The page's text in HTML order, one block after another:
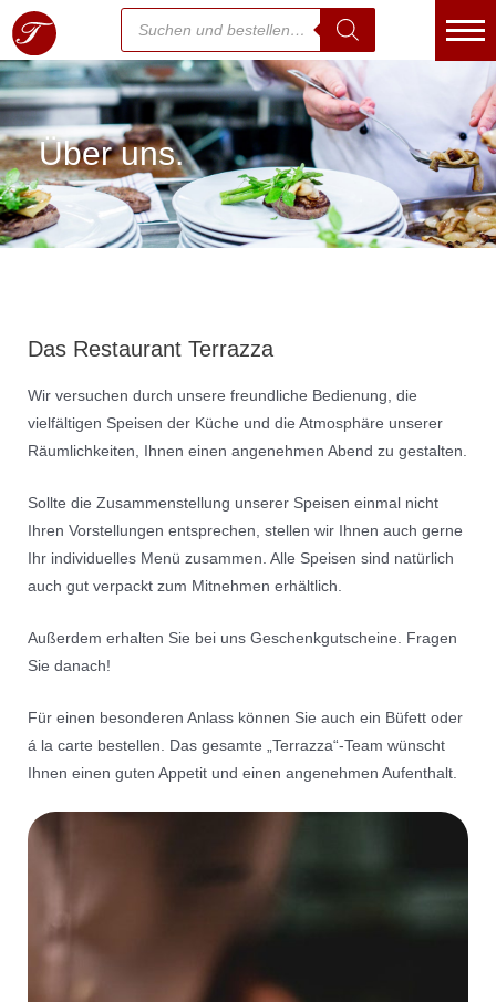
Essen bestellen
Warenkorb
Kasse
Über uns
Jetzt Anrufen
Speisekarte
Cookie-Einstellungen
Über uns.
Das Restaurant Terrazza
Wir versuchen durch unsere freundliche Bedienung, die
vielfältigen Speisen der Küche und die Atmosphäre unserer
Räumlichkeiten, Ihnen einen angenehmen Abend zu gestalten.
Sollte die Zusammenstellung unserer Speisen einmal nicht
Ihren Vorstellungen entsprechen, stellen wir Ihnen auch gerne
Ihr individuelles Menü zusammen. Alle Speisen sind natürlich
auch gut verpackt zum Mitnehmen erhältlich.
Außerdem erhalten Sie bei uns Geschenkgutscheine. Fragen
Sie danach!
Für einen besonderen Anlass können Sie auch ein Büfett oder
á la carte bestellen. Das gesamte „Terrazza“-Team wünscht
Ihnen einen guten Appetit und einen angenehmen Aufenthalt.